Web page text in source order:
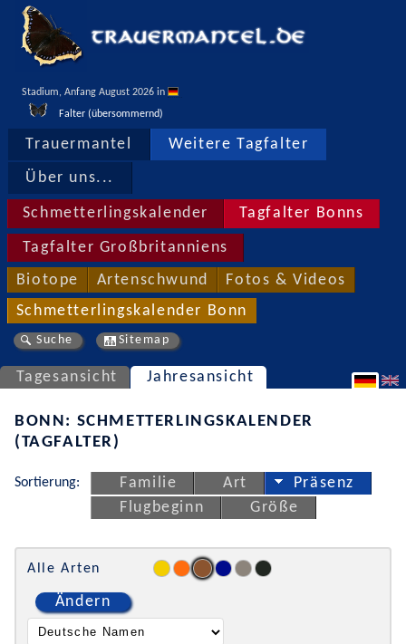
Stadium, Anfang August 2026 in
Falter (übersommernd)
Trauermantel Weitere Tagfalter
Über uns...
Schmetterlingskalender Tagfalter Bonns
Tagfalter Großbritanniens
Biotope Artenschwund Fotos & Videos
Schmetterlingskalender Bonn
Suche Sitemap
Tagesansicht Jahresansicht
BONN: SCHMETTERLINGSKALENDER
(TAGFALTER)
Sortierung: Familie Art
Präsenz
Flugbeginn
Größe
Alle Arten
Ändern